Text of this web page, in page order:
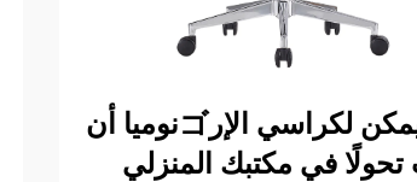
كيف يمكن لكراسي الإرゴنوميا أن
في مكتبك المنزلي